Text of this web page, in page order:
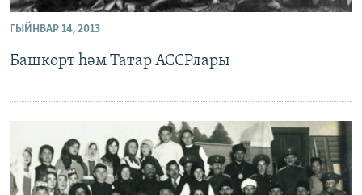
ГЫЙНВАР 14, 2013
Башкорт һәм Татар АССРлары